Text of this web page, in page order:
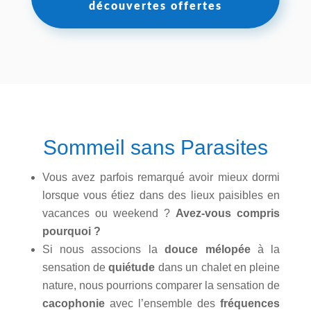
découvertes offertes
Sommeil sans Parasites
Vous avez parfois remarqué avoir mieux dormi
lorsque vous étiez dans des lieux paisibles en
vacances ou weekend ? Avez-vous compris
pourquoi ?
Si nous associons ladouce mélopéeà la
sensation dequiétude dans un chalet en pleine
nature, nous pourrions comparer la sensation de
cacophonie avec l’ensemble desfréquences